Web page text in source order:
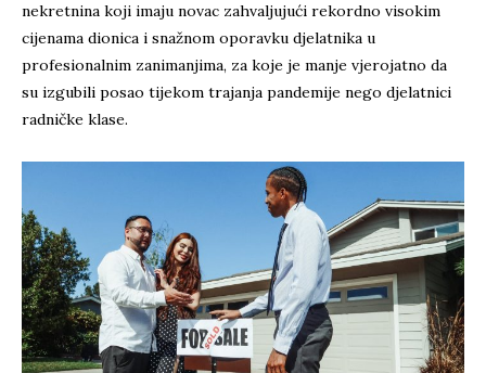
nekretnina koji imaju novac zahvaljujući rekordno visokim
cijenama dionica i snažnom oporavku djelatnika u
profesionalnim zanimanjima, za koje je manje vjerojatno da
su izgubili posao tijekom trajanja pandemije nego djelatnici
radničke klase.